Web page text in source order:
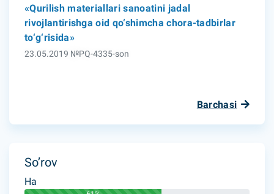
«Qurilish materiallari sanoatini jadal
rivojlantirishga oid qo‘shimcha chora-tadbirlar
to‘g‘risida»
23.05.2019 №PQ-4335-son
Barchasi
So’rov
Ha